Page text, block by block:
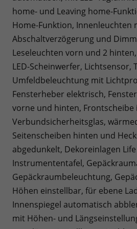
home- und Leaving home-
Home-Funktion, Innenleuchten
Abschaltverzögerung und
Leseleuchten vorn und 2
LED-Scheinwerfer, Lichtsensor,
Umfeldbeleuchtung mit
Fensterheber elektrisch,
vorne und hinten, Frontscheibe
Verbundsicherheitsglas,
Seitenscheiben hinten und
abgedunkelt, Dekoreinlagen
Instrumententafel,
Gepäckraumbeleuchtung,
Höhen einstellbar, für ebene
Innenspiegel automatisch
mit Höhen- und